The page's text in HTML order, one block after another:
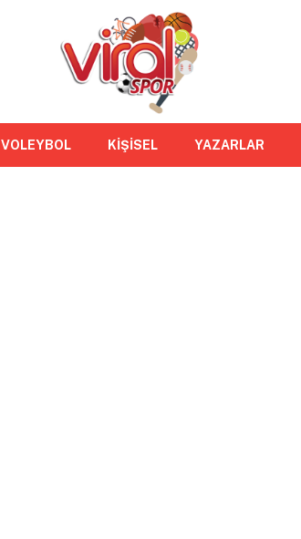
VOLEYBOL KİŞİSEL YAZARLAR